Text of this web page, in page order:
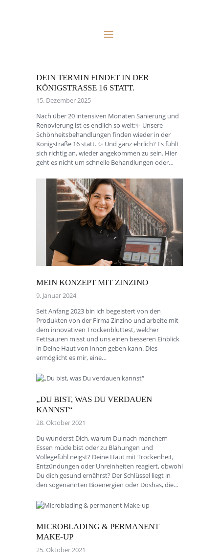
DEIN TERMIN FINDET IN DER
KÖNIGSTRASSE 16 STATT.
15. Dezember 2025
Nach über 20 intensiven Monaten Sanierung und
Renovierung ist es endlich so weit:✨ Unsere
Schönheitsbehandlungen finden wieder in der
Königstraße 16 statt. ✨ Und ganz ehrlich? Es fühlt
sich richtig an, wieder angekommen zu sein. Hier
geht es nicht um schnelle Behandlungen oder…
MEIN KONZEPT MIT ZINZINO
9. Januar 2024
Seit Anfang 2023 bin ich begeistert von den
Produkten von der Firma Zinzino und arbeite mit
dem innovativen Trockenbluttest, welcher
Fettsäuren misst und uns einen besseren Einblick
in Deine Haut von innen geben kann. Dies
ermöglicht es mir, eine…
„DU BIST, WAS DU VERDAUEN
KANNST“
28. Oktober 2021
Du wunderst Dich, warum Du nach manchem
Essen müde bist oder zu Blähungen und
Völlegefühl neigst? Deine Haut mit Trockenheit,
Entzündungen oder Unreinheiten reagiert, obwohl
Du dich gesund ernährst? Der Schlüssel liegt in
den sogenannten Bioenergien oder Doshas, die…
MICROBLADING & PERMANENT
MAKE-UP
25. Oktober 2021